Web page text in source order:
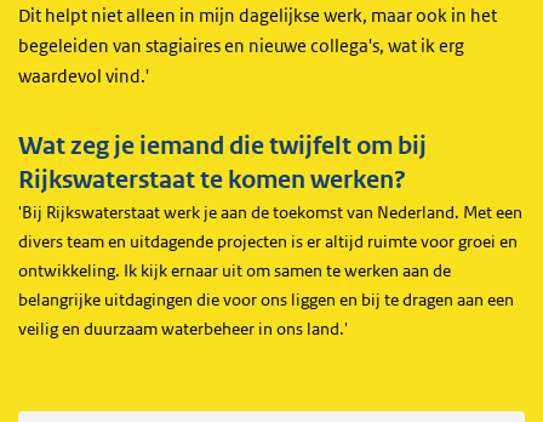
Dit helpt niet alleen in mijn dagelijkse werk, maar ook in het
begeleiden van stagiaires en nieuwe collega's, wat ik erg
waardevol vind.'
Wat zeg je iemand die twijfelt om bij
Rijkswaterstaat te komen werken?
'Bij Rijkswaterstaat werk je aan de toekomst van Nederland. Met een
divers team en uitdagende projecten is er altijd ruimte voor groei en
ontwikkeling. Ik kijk ernaar uit om samen te werken aan de
belangrijke uitdagingen die voor ons liggen en bij te dragen aan een
veilig en duurzaam waterbeheer in ons land.'